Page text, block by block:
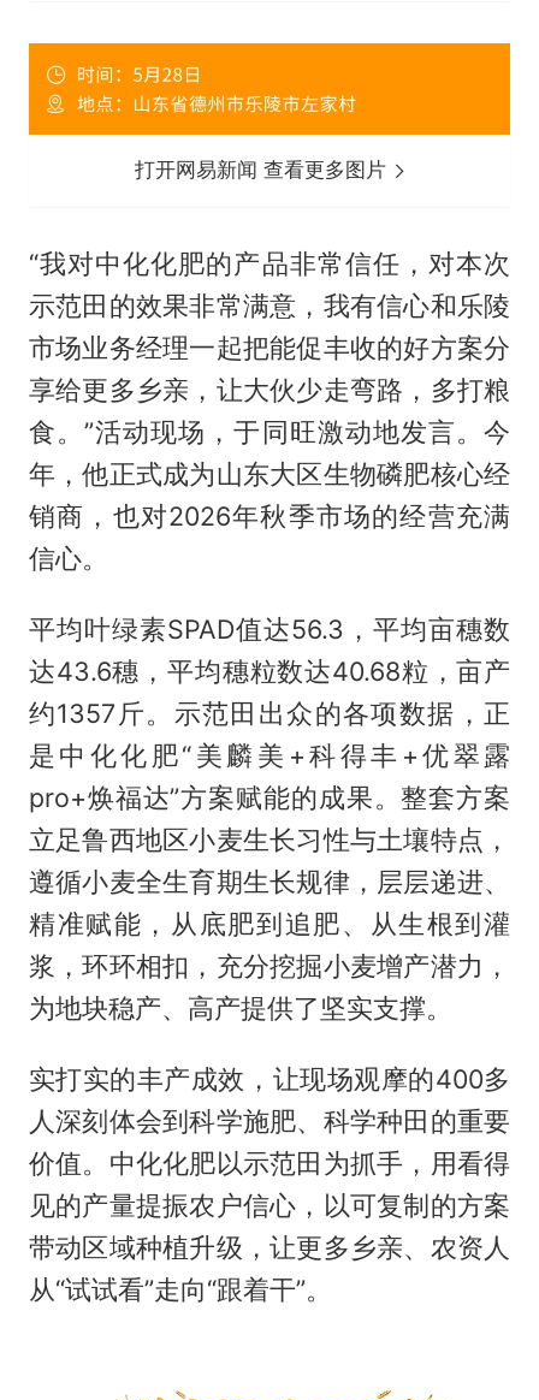
打开网易新闻 查看更多图片
“我对中化化肥的产品非常信任，对本次
示范田的效果非常满意，我有信心和乐陵
市场业务经理一起把能促丰收的好方案分
享给更多乡亲，让大伙少走弯路，多打粮
食。”活动现场，于同旺激动地发言。今
年，他正式成为山东大区生物磷肥核心经
销商，也对2026年秋季市场的经营充满
信心。
平均叶绿素SPAD值达56.3，平均亩穗数
达43.6穗，平均穗粒数达40.68粒，亩产
约1357斤。示范田出众的各项数据，正
是中化化肥“美麟美+科得丰+优翠露
pro+焕福达”方案赋能的成果。整套方案
立足鲁西地区小麦生长习性与土壤特点，
遵循小麦全生育期生长规律，层层递进、
精准赋能，从底肥到追肥、从生根到灌
浆，环环相扣，充分挖掘小麦增产潜力，
为地块稳产、高产提供了坚实支撑。
实打实的丰产成效，让现场观摩的400多
人深刻体会到科学施肥、科学种田的重要
价值。中化化肥以示范田为抓手，用看得
见的产量提振农户信心，以可复制的方案
带动区域种植升级，让更多乡亲、农资人
从“试试看”走向“跟着干”。